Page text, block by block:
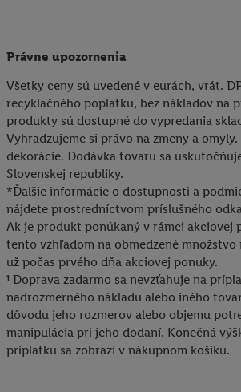
Právne upozornenia
Všetky ceny sú uvedené v eurách, vrát.
recyklačného poplatku, bez nákladov na
produkty sú dostupné do vypredania
Vyhradzujeme si právo na zmeny a omyly.
dekorácie. Dodávka tovaru sa
Slovenskej republiky.
*Ďalšie informácie o dostupnosti a
nájdete prostredníctvom príslušného
Ak je produkt ponúkaný v rámci akciovej
tento vzhľadom na obmedzené množstvo
už počas prvého dňa akciovej ponuky.
¹ Doprava zadarmo sa nevzťahuje na
nadrozmerného nákladu alebo iného
dôvodu jeho rozmerov alebo objemu
manipulácia pri jeho dodaní. Konečná
príplatku sa zobrazí v nákupnom košíku.